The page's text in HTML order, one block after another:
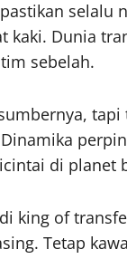
selalu
kaki. Dunia
sebelah.
di planet
king of
Tetap